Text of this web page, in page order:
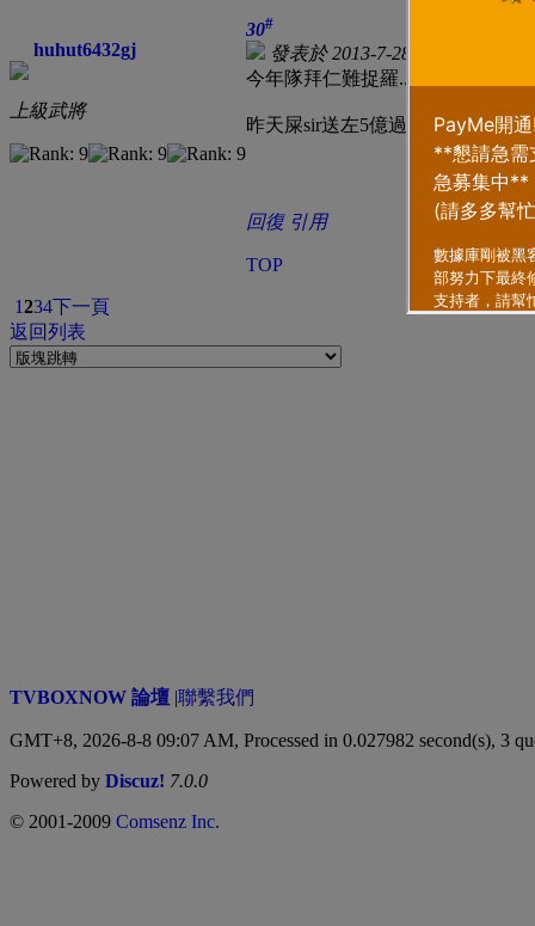
huhut6432gj
上級武將
30#
發表於 2013-7-28 04:30 PM
今年隊拜仁難捉羅.......................
昨天屎sir送左5億過我,就用作今
回復 引用
TOP
1234下一頁
返回列表
TVBOXNOW 論壇 |聯繫我們
GMT+8, 2026-8-8 09:07 AM, Processed in 0.027982 second(s), 3
Powered by Discuz! 7.0.0
© 2001-2009 Comsenz Inc.